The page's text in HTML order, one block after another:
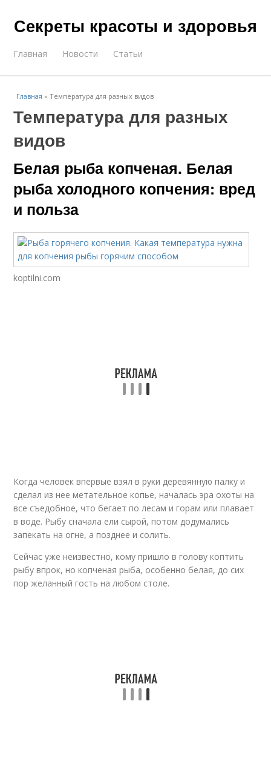
Секреты красоты и здоровья
Главная Новости Статьи
Главная »Температура для разных видов
Температура для разных
видов
Белая рыба копченая. Белая
рыба холодного копчения: вред
и польза
koptilni.com
Когда человек впервые взял в руки деревянную палку и
сделал из нее метательное копье, началась эра охоты на
все съедобное, что бегает по лесам и горам или плавает
в воде. Рыбу сначала ели сырой, потом додумались
запекать на огне, а позднее и солить.
Сейчас уже неизвестно, кому пришло в голову коптить
рыбу впрок, но копченая рыба, особенно белая, до сих
пор желанный гость на любом столе.